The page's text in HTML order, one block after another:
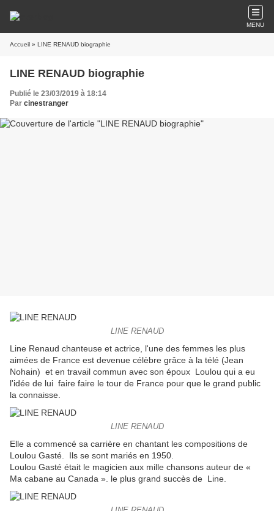
MENU
Accueil » LINE RENAUD biographie
LINE RENAUD biographie
Publié le 23/03/2019 à 18:14
Par cinestranger
LINE RENAUD
Line Renaud chanteuse et actrice, l'une des femmes les plus
aimées de France est devenue célèbre grâce à la télé (Jean
Nohain) et en travail commun avec son époux Loulou qui a eu
l'idée de lui faire faire le tour de France pour que le grand public
la connaisse.
LINE RENAUD
Elle a commencé sa carrière en chantant les compositions de
Loulou Gasté. Ils se sont mariés en 1950.
Loulou Gasté était le magicien aux mille chansons auteur de «
Ma cabane au Canada ». le plus grand succès de Line.